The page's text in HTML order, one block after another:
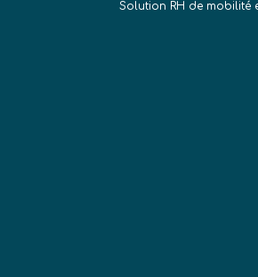
Solution RH de mobilité